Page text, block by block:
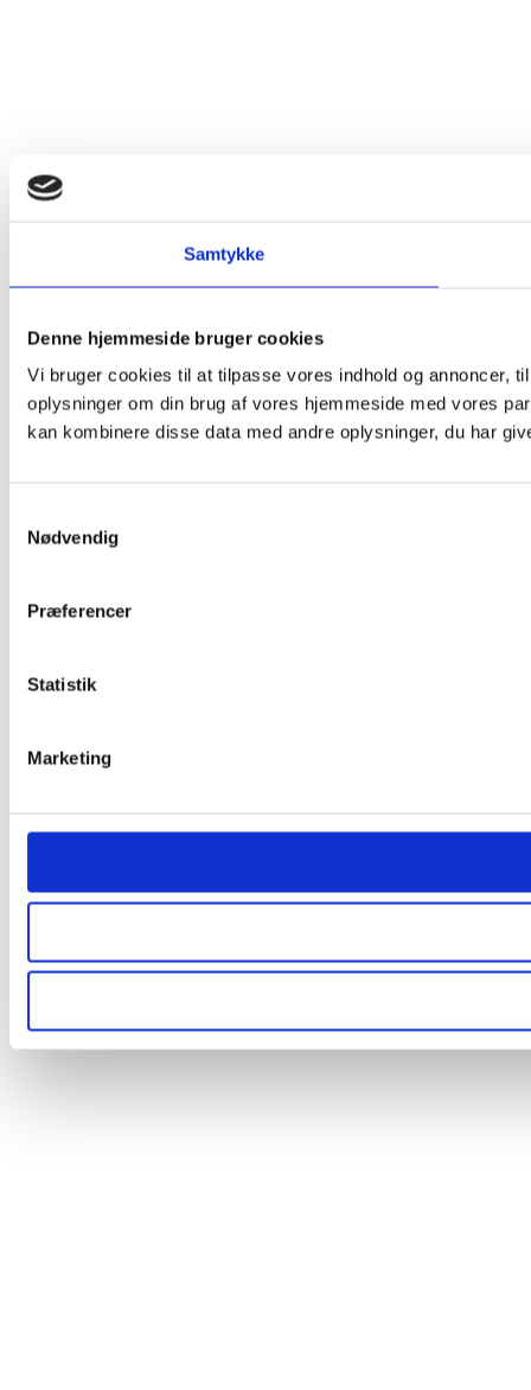
Samtykke
Denne hjemmeside bruger cookies
Vi bruger cookies til at tilpasse vores indhold og annoncer,
oplysninger om din brug af vores hjemmeside med vores
kan kombinere disse data med andre oplysninger, du har
Nødvendig
Præferencer
Statistik
Marketing